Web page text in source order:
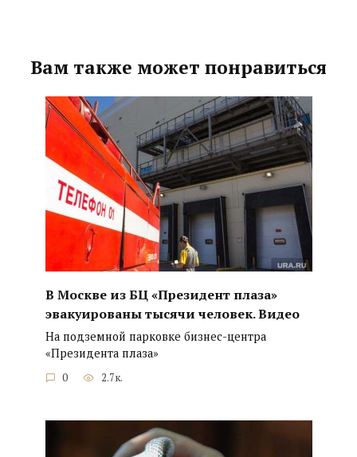
Вам также может понравиться
В Москве из БЦ «Президент плаза»
эвакуированы тысячи человек. Видео
На подземной парковке бизнес-центра
«Президента плаза»
0 2.7к.